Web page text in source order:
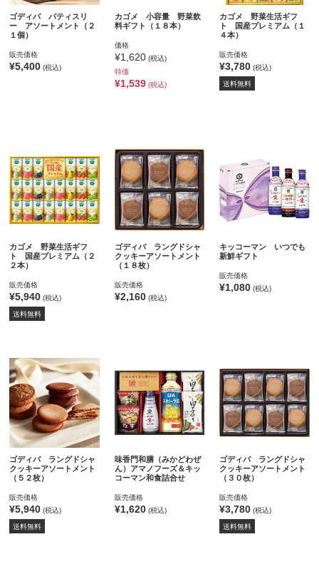
ゴディバ パティスリ
ー アソートメント（２
１個）
販売価格
¥5,400 (税込)
カゴメ 小容量 野菜飲
料ギフト（１８本）
価格
¥1,620(税込)
特価
¥1,539(税込)
カゴメ 野菜生活ギフ
ト 国産プレミアム（１
４本）
販売価格
¥3,780 (税込)
送料無料
カゴメ 野菜生活ギフ
ト 国産プレミアム（２
２本）
販売価格
¥5,940 (税込)
送料無料
ゴディバ ラングドシャ
クッキーアソートメント
（１８枚）
販売価格
¥2,160(税込)
キッコーマン いつでも
新鮮ギフト
販売価格
¥1,080 (税込)
ゴディバ ラングドシャ
クッキーアソートメント
（５２枚）
販売価格
¥5,940 (税込)
送料無料
味香門和膳（みかどわぜ
ん）アマノフーズ＆キッ
コーマン和食詰合せ
販売価格
¥1,620(税込)
ゴディバ ラングドシャ
クッキーアソートメント
（３０枚）
販売価格
¥3,780 (税込)
送料無料